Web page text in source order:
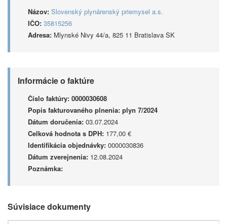
Názov: Slovenský plynárenský priemysel a.s.
IČO: 35815256
Adresa: Mlynské Nivy 44/a, 825 11 Bratislava SK
Informácie o faktúre
Číslo faktúry: 0000030608
Popis fakturovaného plnenia: plyn 7/2024
Dátum doručenia: 03.07.2024
Celková hodnota s DPH: 177,00 €
Identifikácia objednávky: 0000030836
Dátum zverejnenia: 12.08.2024
Poznámka:
Súvisiace dokumenty